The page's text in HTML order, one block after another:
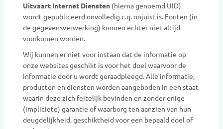
Uitvaart Internet Diensten (hierna genoemd UID)
wordt gepubliceerd onvolledig c.q. onjuist is. Fouten (in
de gegevensverwerking) kunnen echter niet altijd
voorkomen worden.
Wij kunnen er niet voor instaan dat de informatie op
onze websites geschikt is voor het doel waarvoor de
informatie door u wordt geraadpleegd. Alle informatie,
producten en diensten worden aangeboden in een staat
waarin deze zich feitelijk bevinden en zonder enige
(impliciete) garantie of waarborg ten aanzien van hun
deugdelijkheid, geschiktheid voor een bepaald doel of